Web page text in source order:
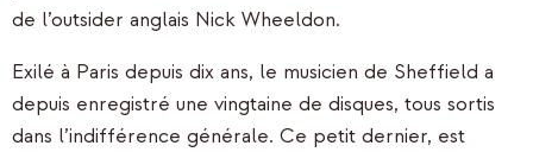
de l’outsider anglais Nick Wheeldon.
Exilé à Paris depuis dix ans, le musicien de Sheffield a
depuis enregistré une vingtaine de disques, tous sortis
dans l’indifférence générale. Ce petit dernier, est